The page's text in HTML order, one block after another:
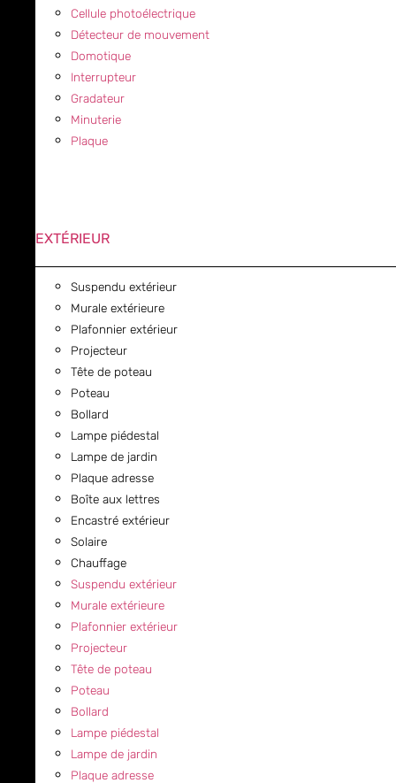
Cellule photoélectrique
Détecteur de mouvement
Domotique
Interrupteur
Gradateur
Minuterie
Plaque
EXTÉRIEUR
Suspendu extérieur
Murale extérieure
Plafonnier extérieur
Projecteur
Tête de poteau
Poteau
Bollard
Lampe piédestal
Lampe de jardin
Plaque adresse
Boîte aux lettres
Encastré extérieur
Solaire
Chauffage
Suspendu extérieur
Murale extérieure
Plafonnier extérieur
Projecteur
Tête de poteau
Poteau
Bollard
Lampe piédestal
Lampe de jardin
Plaque adresse